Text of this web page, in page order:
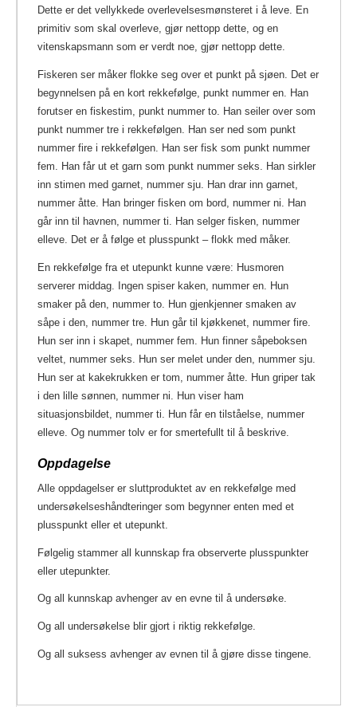
Dette er det vellykkede overlevelsesmønsteret i å leve. En
primitiv som skal overleve, gjør nettopp dette, og en
vitenskapsmann som er verdt noe, gjør nettopp dette.
Fiskeren ser måker flokke seg over et punkt på sjøen. Det er
begynnelsen på en kort rekkefølge, punkt nummer en. Han
forutser en fiskestim, punkt nummer to. Han seiler over som
punkt nummer tre i rekkefølgen. Han ser ned som punkt
nummer fire i rekkefølgen. Han ser fisk som punkt nummer
fem. Han får ut et garn som punkt nummer seks. Han sirkler
inn stimen med garnet, nummer sju.
Han drar inn garnet,
nummer åtte. Han bringer fisken om bord, nummer ni. Han
går inn til havnen, nummer ti. Han selger fisken, nummer
elleve. Det er å følge et plusspunkt – flokk med måker.
En rekkefølge fra et utepunkt kunne være: Husmoren
serverer middag. Ingen spiser kaken, nummer en. Hun
smaker på den, nummer to. Hun gjenkjenner smaken av
såpe i den, nummer tre. Hun går til kjøkkenet, nummer fire.
Hun ser inn i skapet, nummer fem. Hun finner såpeboksen
veltet, nummer seks. Hun ser melet under den, nummer sju.
Hun ser at kakekrukken er tom, nummer åtte. Hun griper tak
i den lille sønnen, nummer ni. Hun viser ham
situasjonsbildet, nummer ti. Hun får en tilståelse, nummer
elleve. Og nummer tolv er for smertefullt til å beskrive.
Oppdagelse
Alle oppdagelser er sluttproduktet av en rekkefølge med
undersøkelseshåndteringer som begynner enten med et
plusspunkt eller et utepunkt.
Følgelig stammer all kunnskap fra observerte plusspunkter
eller utepunkter.
Og all kunnskap avhenger av en evne til å undersøke.
Og all undersøkelse blir gjort i riktig rekkefølge.
Og all suksess avhenger av evnen til å gjøre disse tingene.